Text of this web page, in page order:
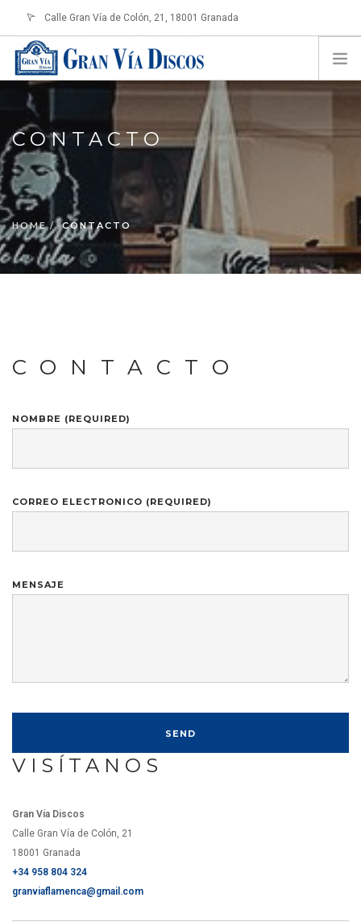
Calle Gran Vía de Colón, 21, 18001 Granada
info@granviadiscos.com
HOME
TIENDA ONLINE
SOBRE NOSOTROS
CONTACTO
SHOPPING CART
CONTACTO
HOME CONTACTO
CONTACTO
NOMBRE (REQUIRED)
CORREO ELECTRONICO (REQUIRED)
MENSAJE
VISÍTANOS
Gran Vía Discos
Calle Gran Vía de Colón, 21
18001 Granada
+34 958 804 324
granviaflamenca@gmail.com